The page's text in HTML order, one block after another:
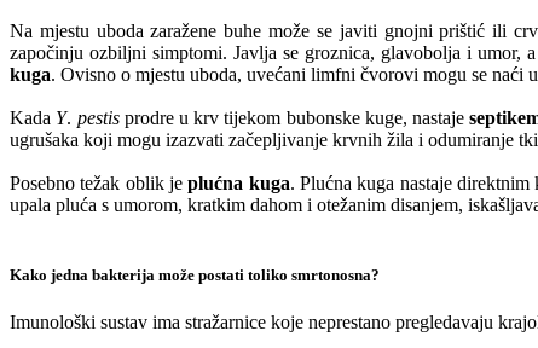
Na mjestu uboda zaražene buhe može se javiti gnojni prištić ili
započinju ozbiljni simptomi. Javlja se groznica, glavobolja i umor,
kuga. Ovisno o mjestu uboda, uvećani limfni čvorovi mogu se naći
Kada Y. pestisprodre u krv tijekom bubonske kuge, nastaje
ugrušaka koji mogu izazvati začepljivanje krvnih žila i odumiranje
Posebno težak oblik jeplućna kuga. Plućna kuga nastaje
upala pluća s umorom, kratkim dahom i otežanim disanjem,
Kako jedna bakterija može postati toliko smrtonosna?
Imunološki sustav ima stražarnice koje neprestano pregledavaju